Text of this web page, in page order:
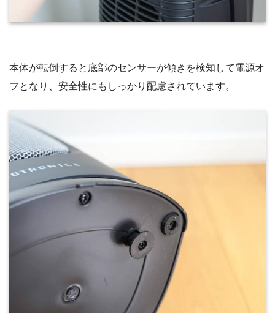
本体が転倒すると底部のセンサーが傾きを検知して電源オ
フとなり、安全性にもしっかり配慮されています。